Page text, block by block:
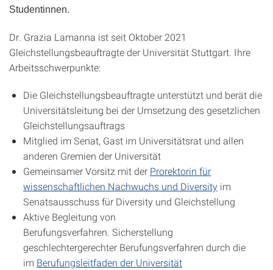
Studentinnen.
Dr. Grazia Lamanna ist seit Oktober 2021
Gleichstellungsbeauftragte der Universität Stuttgart. Ihre
Arbeitsschwerpunkte:
Die Gleichstellungsbeauftragte unterstützt und berät die
Universitätsleitung bei der Umsetzung des gesetzlichen
Gleichstellungsauftrags
Mitglied im Senat, Gast im Universitätsrat und allen
anderen Gremien der Universität
Gemeinsamer Vorsitz mit der Prorektorin für
wissenschaftlichen Nachwuchs und Diversity im
Senatsausschuss für Diversity und Gleichstellung
Aktive Begleitung von
Berufungsverfahren. Sicherstellung
geschlechtergerechter Berufungsverfahren durch die
im Berufungsleitfaden der Universität